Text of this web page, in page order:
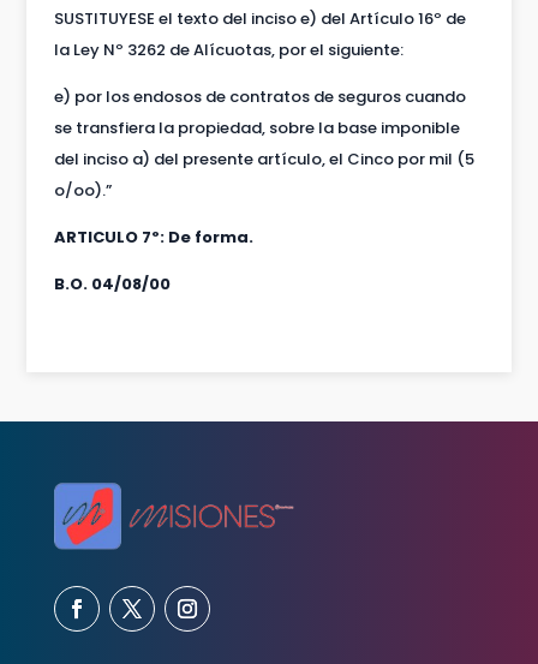
SUSTITUYESE el texto del inciso e) del Artículo 16º de
la Ley Nº 3262 de Alícuotas, por el siguiente:
e) por los endosos de contratos de seguros cuando
se transfiera la propiedad, sobre la base imponible
del inciso a) del presente artículo, el Cinco por mil (5
o/oo).”
ARTICULO 7º: De forma.
B.O. 04/08/00